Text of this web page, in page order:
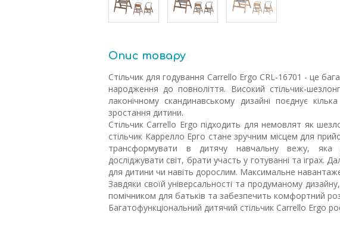
Опис товару
Стільчик для годування Carrello Ergo CRL-16701 - це
народження до повноліття. Високий стільчик-
лаконічному скандинавському дизайні поєднує
зростання дитини.
Стільчик Carrello Ergo підходить для немовлят як
стільчик Каррелло Ерго стане зручним місцем для
трансформувати в дитячу навчальну вежу, яка
досліджувати світ, брати участь у готуванні та іграх.
для дитини чи навіть дорослим. Максимальне
Завдяки своїй універсальності та продуманому
помічником для батьків та забезпечить комфортний
Багатофункціональний дитячий стільчик Carrello Ergo